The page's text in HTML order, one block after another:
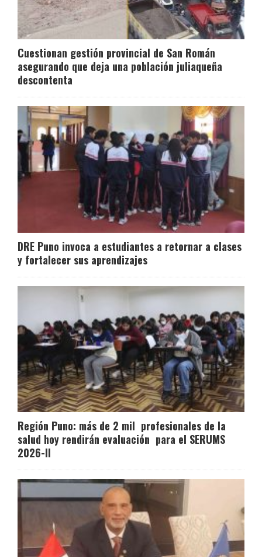
Cuestionan gestión provincial de San Román
asegurando que deja una población juliaqueña
descontenta
DRE Puno invoca a estudiantes a retornar a clases
y fortalecer sus aprendizajes
Región Puno: más de 2 mil profesionales de la
salud hoy rendirán evaluación para el SERUMS
2026-II